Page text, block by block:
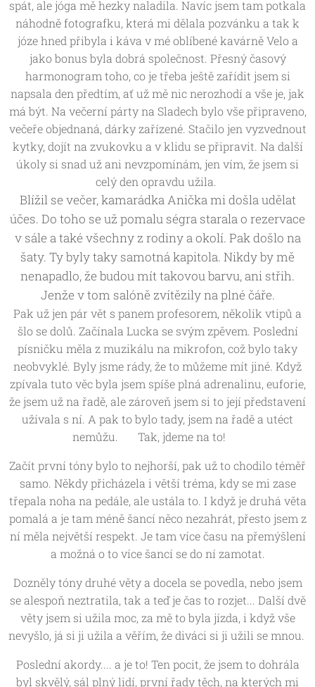
spát, ale jóga mě hezky naladila. Navíc jsem tam potkala
náhodně fotografku, která mi dělala pozvánku a tak k
józe hned přibyla i káva v mé oblíbené kavárně Velo a
jako bonus byla dobrá společnost. Přesný časový
harmonogram toho, co je třeba ještě zařídit jsem si
napsala den předtím, ať už mě nic nerozhodí a vše je, jak
má být. Na večerní párty na Sladech bylo vše připraveno,
večeře objednaná, dárky zařízené. Stačilo jen vyzvednout
kytky, dojít na zvukovku a v klidu se připravit. Na další
úkoly si snad už ani nevzpomínám, jen vím, že jsem si
celý den opravdu užila.
Blížil se večer, kamarádka Anička mi došla udělat
účes. Do toho se už pomalu ségra starala o rezervace
v sále a také všechny z rodiny a okolí. Pak došlo na
šaty. Ty byly taky samotná kapitola. Nikdy by mě
nenapadlo, že budou mít takovou barvu, ani střih.
Jenže v tom salóně zvítězily na plné čáře.
Pak už jen pár vět s panem profesorem, několik vtipů a
šlo se dolů. Začínala Lucka se svým zpěvem. Poslední
písničku měla z muzikálu na mikrofon, což bylo taky
neobvyklé. Byly jsme rády, že to můžeme mít jiné. Když
zpívala tuto věc byla jsem spíše plná adrenalinu, euforie,
že jsem už na řadě, ale zároveň jsem si to její představení
užívala s ní. A pak to bylo tady, jsem na řadě a utéct
nemůžu. 😁 Tak, jdeme na to! 🤩
Začít první tóny bylo to nejhorší, pak už to chodilo téměř
samo. Někdy přicházela i větší tréma, kdy se mi zase
třepala noha na pedále, ale ustála to. I když je druhá věta
pomalá a je tam méně šancí něco nezahrát, přesto jsem z
ní měla největší respekt. Je tam více času na přemýšlení
a možná o to více šancí se do ní zamotat.
Dozněly tóny druhé věty a docela se povedla, nebo jsem
se alespoň neztratila, tak a teď je čas to rozjet... Další dvě
věty jsem si užila moc, za mě to byla jízda, i když vše
nevyšlo, já si ji užila a věřím, že diváci si ji užili se mnou.
Poslední akordy.... a je to! Ten pocit, že jsem to dohrála
byl skvělý, sál plný lidí, první řady těch, na kterých mi